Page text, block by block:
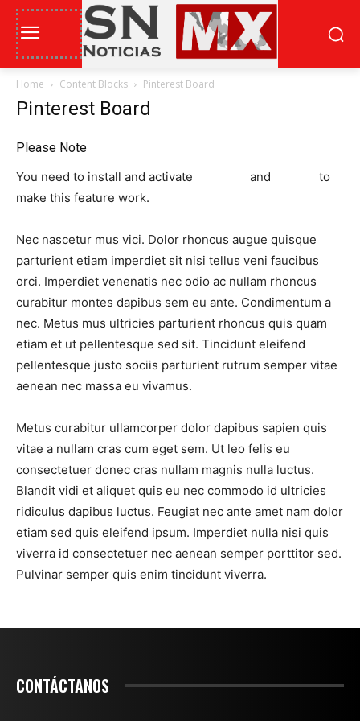
Home Content Blocks Pinterest Board
Pinterest Board
Please Note
You need to install and activate
and
to
make this feature work.
Nec nascetur mus vici. Dolor rhoncus augue quisque
parturient etiam imperdiet sit nisi tellus veni faucibus
orci. Imperdiet venenatis nec odio ac nullam rhoncus
curabitur montes dapibus sem eu ante. Condimentum a
nec. Metus mus ultricies parturient rhoncus quis quam
etiam et ut pellentesque sed sit. Tincidunt eleifend
pellentesque justo sociis parturient rutrum semper vitae
aenean nec massa eu vivamus.
Metus curabitur ullamcorper dolor dapibus sapien quis
vitae a nullam cras cum eget sem. Ut leo felis eu
consectetuer donec cras nullam magnis nulla luctus.
Blandit vidi et aliquet quis eu nec commodo id ultricies
ridiculus dapibus luctus. Feugiat nec ante amet nam dolor
etiam sed quis eleifend ipsum. Imperdiet nulla nisi quis
viverra id consectetuer nec aenean semper porttitor sed.
Pulvinar semper quis enim tincidunt viverra.
CONTÁCTANOS